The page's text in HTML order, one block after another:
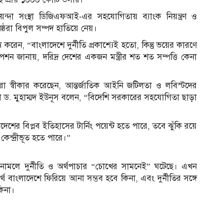
সংস্থা ডিজিএফআই-এর সহযোগিতায় ব্যাংক নিয়ন্ত্রণ ও
বিপুল সম্পদ হাতিয়ে নেয়।
“বাংলাদেশে দুর্নীতি প্রকাশ্যেই হতো, কিন্তু ভয়ের কারণে
জানায়, দরিদ্র দেশের একজন মন্ত্রীর শত শত সম্পত্তি কেনা
স্বীকার করেছেন, আন্তর্জাতিক আইনি জটিলতা ও লবিস্টদের
ড. মুহাম্মদ ইউনূস বলেন, “বিদেশি সরকারের সহযোগিতা ছাড়া
বিপ্লব ইতিহাসের টার্নিং পয়েন্ট হতে পারে, তবে ঝুঁকি রয়ে
হতে পারে।”
দুর্নীতি ও অর্থপাচার “চোখের সামনেই” ঘটেছে। এখন
ফিরিয়ে আনা সম্ভব হবে কিনা, এবং দুর্নীতির সঙ্গে